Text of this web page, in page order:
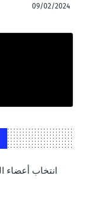
09/02/2024
انتخاب أعضاء